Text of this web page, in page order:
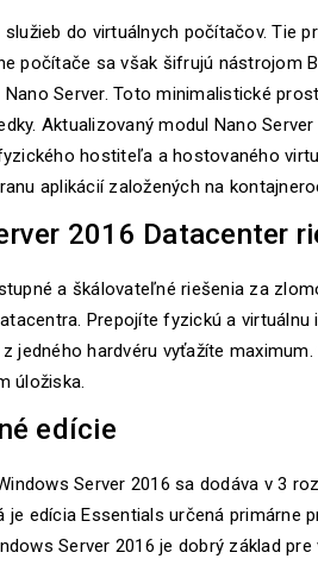
do virtuálnych počítačov. Tie
počítače sa však šifrujú nástrojom
Server. Toto minimalistické
Aktualizovaný modul Nano
hostiteľa a hostovaného
aplikácií založených na
2016 Datacenter
a škálovateľné riešenia za
Prepojíte fyzickú a
jedného hardvéru vyťažíte
úložiska.
edície
Server 2016 sa dodáva v 3
je edícia Essentials určená primárne
Server 2016 je dobrý základ